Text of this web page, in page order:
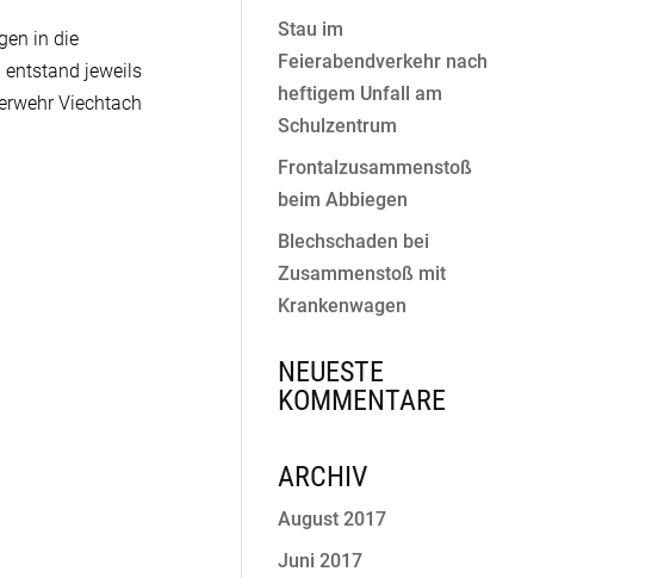
in die
entstand jeweils
Viechtach
Stau im
Feierabendverkehr nach
heftigem Unfall am
Schulzentrum
Frontalzusammenstoß
beim Abbiegen
Blechschaden bei
Zusammenstoß mit
Krankenwagen
NEUESTE
KOMMENTARE
ARCHIV
August 2017
Juni 2017